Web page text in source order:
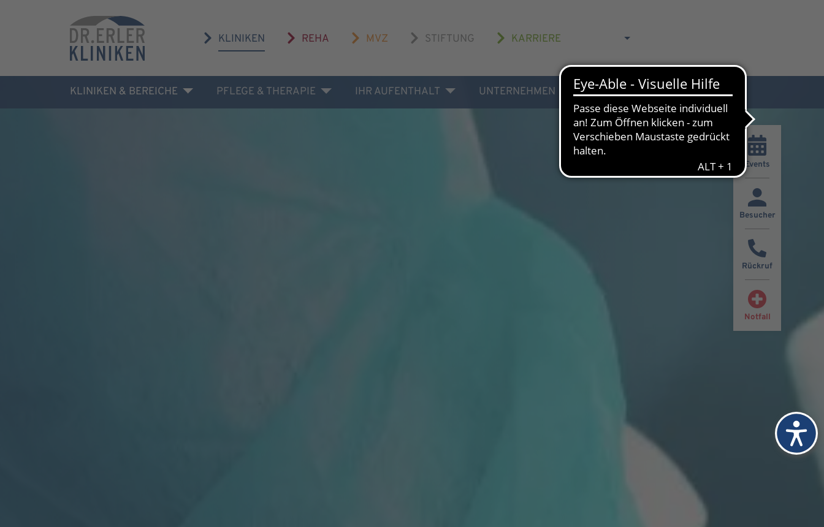
KLINIKEN REHA MVZ STIFTUNG KARRIERE
KLINIKEN & BEREICHE PFLEGE & THERAPIE IHR AUFENTHALT UNTERNEHMEN AKTUELLES & KONTAKT
Events
Besucher
Rückruf
Notfall